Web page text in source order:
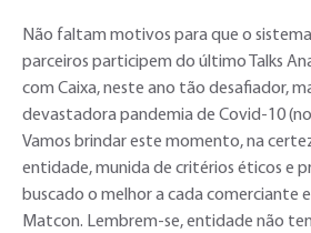
Não faltam motivos para que o
parceiros participem do último Talks
com Caixa, neste ano tão desafiador,
devastadora pandemia de Covid-10
Vamos brindar este momento, na
entidade, munida de critérios éticos e
buscado o melhor a cada comerciante
Matcon. Lembrem-se, entidade não